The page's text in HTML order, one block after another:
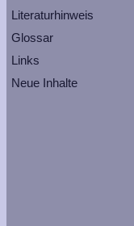
Literaturhinweis
Glossar
Links
Neue Inhalte